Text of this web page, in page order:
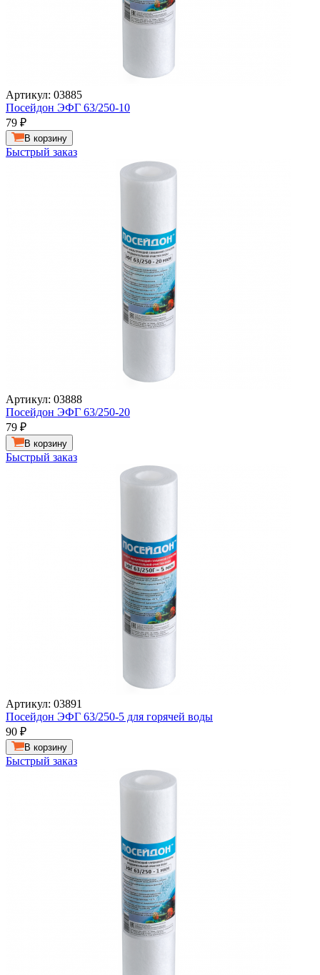
Артикул: 03885
Посейдон ЭФГ 63/250-10
79 ₽
В корзину
Быстрый заказ
Артикул: 03888
Посейдон ЭФГ 63/250-20
79 ₽
В корзину
Быстрый заказ
Артикул: 03891
Посейдон ЭФГ 63/250-5 для горячей воды
90 ₽
В корзину
Быстрый заказ